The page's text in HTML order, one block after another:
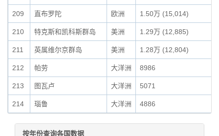
209 直布罗陀 欧洲 1.50万 (15,014)
210 特克斯和凯科斯群岛 美洲 1.29万 (12,885)
211 英属维尔京群岛 美洲 1.28万 (12,804)
212 帕劳 大洋洲 8986
213 图瓦卢 大洋洲 5071
214 瑙鲁 大洋洲 4886
按年份查询各国数据